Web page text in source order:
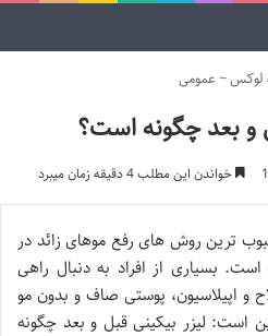
لوکس~ عمومی
و بعد چگونه است؟
خواندن این مطلب 4 دقیقه زمان میبرد
ترین روش های رفع موهای زائد در
است. بسیاری از افراد به دنبال راهی
و اپیلاسیون، پوستی صاف و بدون مو
است: لیزر بیکینی قبل و بعد چگونه